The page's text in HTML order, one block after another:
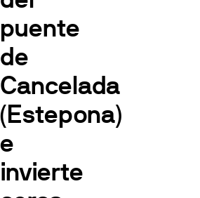
puente
de
Cancelada
(Estepona)
e
invierte